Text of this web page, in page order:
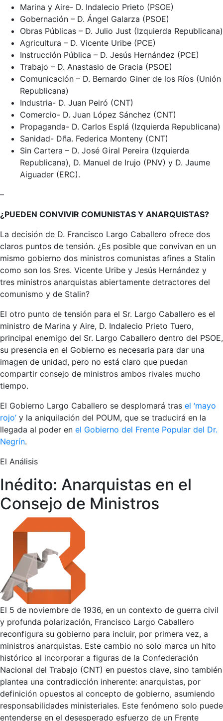
Marina y Aire- D. Indalecio Prieto (PSOE)
Gobernación – D. Ángel Galarza (PSOE)
Obras Públicas – D. Julio Just (Izquierda Republicana)
Agricultura – D. Vicente Uribe (PCE)
Instrucción Pública – D. Jesús Hernández (PCE)
Trabajo – D. Anastasio de Gracia (PSOE)
Comunicación – D. Bernardo Giner de los Ríos (Unión
Republicana)
Industria- D. Juan Peiró (CNT)
Comercio- D. Juan López Sánchez (CNT)
Propaganda- D. Carlos Esplá (Izquierda Republicana)
Sanidad- Dña. Federica Monteny (CNT)
Sin Cartera – D. José Giral Pereira (Izquierda
Republicana), D. Manuel de Irujo (PNV) y D. Jaume
Aiguader (ERC).
–
¿PUEDEN CONVIVIR COMUNISTAS Y ANARQUISTAS?
La decisión de D. Francisco Largo Caballero ofrece dos
claros puntos de tensión. ¿Es posible que convivan en un
mismo gobierno dos ministros comunistas afines a Stalin
como son los Sres. Vicente Uribe y Jesús Hernández y
tres ministros anarquistas abiertamente detractores del
comunismo y de Stalin?
El otro punto de tensión para el Sr. Largo Caballero es el
ministro de Marina y Aire, D. Indalecio Prieto Tuero,
principal enemigo del Sr. Largo Caballero dentro del PSOE,
su presencia en el Gobierno es necesaria para dar una
imagen de unidad, pero no está claro que puedan
compartir consejo de ministros ambos rivales mucho
tiempo.
El Gobierno Largo Caballero se desplomará tras el ‘mayo
rojo’ y la aniquilación del POUM, que se traducirá en la
llegada al poder en el Gobierno del Frente Popular del Dr.
Negrín.
El Análisis
Inédito: Anarquistas en el
Consejo de Ministros
El 5 de noviembre de 1936, en un contexto de guerra civil
y profunda polarización, Francisco Largo Caballero
reconfigura su gobierno para incluir, por primera vez, a
ministros anarquistas. Este cambio no solo marca un hito
histórico al incorporar a figuras de la Confederación
Nacional del Trabajo (CNT) en puestos clave, sino también
plantea una contradicción inherente: anarquistas, por
definición opuestos al concepto de gobierno, asumiendo
responsabilidades ministeriales. Este fenómeno solo puede
entenderse en el desesperado esfuerzo de un Frente